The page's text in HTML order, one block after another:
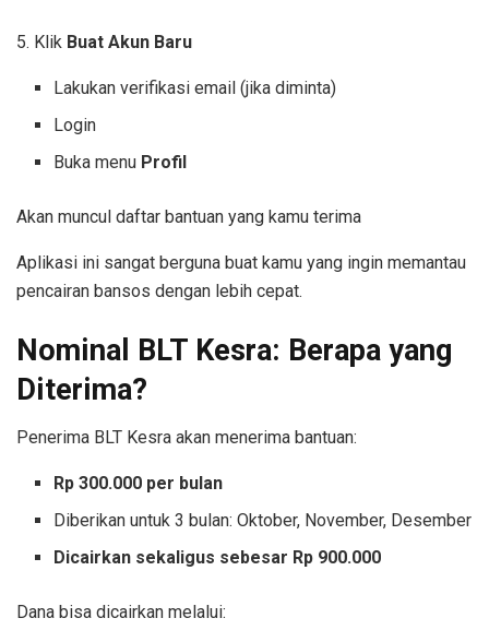
5. Klik Buat Akun Baru
Lakukan verifikasi email (jika diminta)
Login
Buka menu Profil
Akan muncul daftar bantuan yang kamu terima
Aplikasi ini sangat berguna buat kamu yang ingin memantau
pencairan bansos dengan lebih cepat.
Nominal BLT Kesra: Berapa yang
Diterima?
Penerima BLT Kesra akan menerima bantuan:
Rp 300.000 per bulan
Diberikan untuk 3 bulan: Oktober, November, Desember
Dicairkan sekaligus sebesar Rp 900.000
Dana bisa dicairkan melalui: